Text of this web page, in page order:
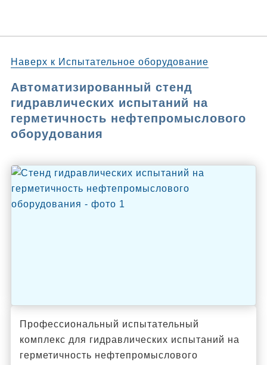
Наверх к Испытательное оборудование
Автоматизированный стенд
гидравлических испытаний на
герметичность нефтепромыслового
оборудования
Профессиональный испытательный
комплекс для гидравлических испытаний на
герметичность нефтепромыслового